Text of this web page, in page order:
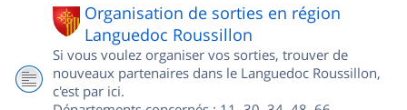
Organisation de sorties en région
Languedoc Roussillon
Si vous voulez organiser vos sorties, trouver de
nouveaux partenaires dans le Languedoc Roussillon,
c'est par ici.